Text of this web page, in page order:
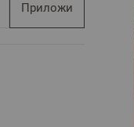
Приложи